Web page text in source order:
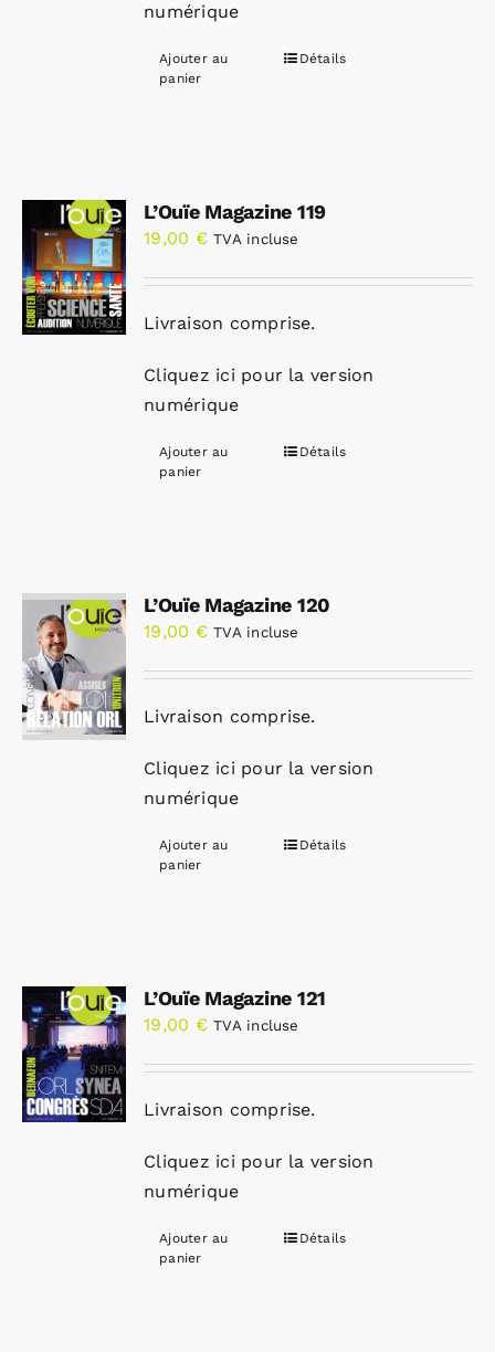
numérique
Ajouter au
panier
Détails
L’Ouïe Magazine 119
19,00 € TVA incluse
Livraison comprise.
Cliquez ici pour la version
numérique
Ajouter au
panier
Détails
L’Ouïe Magazine 120
19,00 € TVA incluse
Livraison comprise.
Cliquez ici pour la version
numérique
Ajouter au
panier
Détails
L’Ouïe Magazine 121
19,00 € TVA incluse
Livraison comprise.
Cliquez ici pour la version
numérique
Ajouter au
panier
Détails